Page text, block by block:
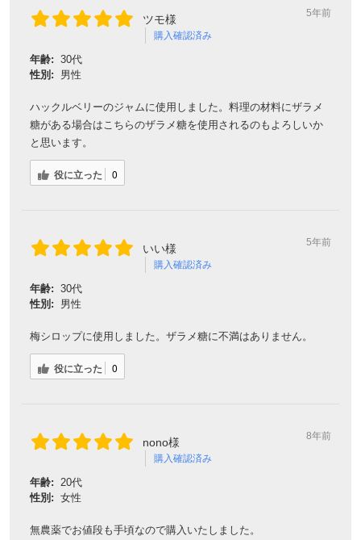
ツモ様
購入確認済み
5年前
年齢: 30代
性別:
男性
ハックルベリーのジャムに使用しました。料理の材料にザラメ
糖がある場合はこちらのザラメ糖を使用されるのもよろしいか
と思います。
役に立った 0
いい様
購入確認済み
5年前
年齢: 30代
性別:
男性
梅シロップに使用しました。ザラメ糖に不満はありません。
役に立った 0
nono様
購入確認済み
8年前
年齢:
20代
性別: 女性
無農薬でお値段も手頃なので購入いたしました。
利用条件：3,000円以上のお買い物でご利用いただけます
クーポンのご利用方法はこちら >>